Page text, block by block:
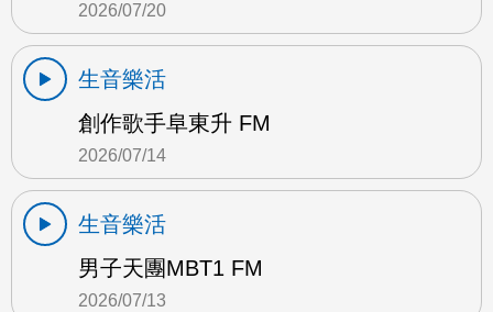
2026/07/20
生音樂活
創作歌手阜東升 FM
2026/07/14
生音樂活
男子天團MBT1 FM
2026/07/13